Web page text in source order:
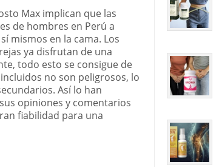
Max implican que las
de hombres en Perú a
mismos en la cama. Los
ya disfrutan de una
todo esto se consigue de
no son peligrosos, lo
Así lo han
opiniones y comentarios
fiabilidad para una